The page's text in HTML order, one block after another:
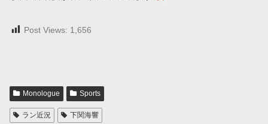
Post Views: 1,656
Monologue Sports
ラン近況 下関海響